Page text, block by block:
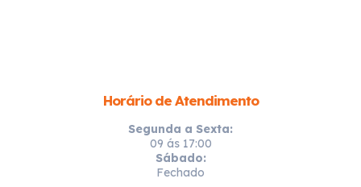
Horário de Atendimento
Segunda a Sexta:
09 ás 17:00
Sábado:
Fechado